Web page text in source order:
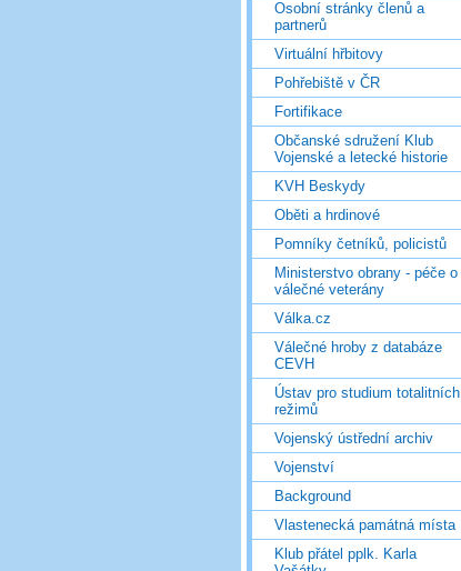
Osobní stránky členů a
partnerů
Virtuální hřbitovy
Pohřebiště v ČR
Fortifikace
Občanské sdružení Klub
Vojenské a letecké historie
KVH Beskydy
Oběti a hrdinové
Pomníky četníků, policistů
Ministerstvo obrany - péče o
válečné veterány
Válka.cz
Válečné hroby z databáze
CEVH
Ústav pro studium totalitních
režimů
Vojenský ústřední archiv
Vojenství
Background
Vlastenecká památná místa
Klub přátel pplk. Karla